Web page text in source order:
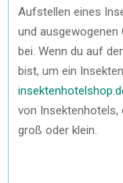
Aufstellen eines
und ausgewogenen
bei. Wenn du auf
bist, um ein
von Insektenhotels,
groß oder klein.